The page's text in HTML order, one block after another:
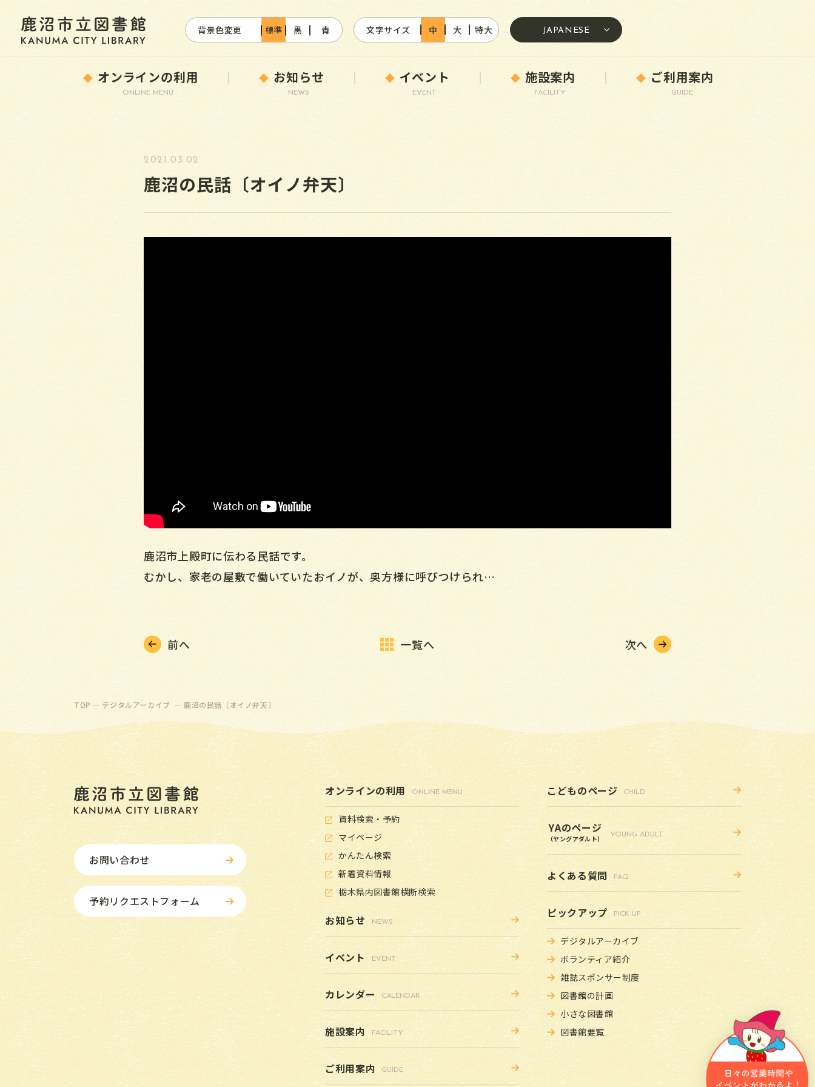
背景色変更 標準 黒 青 文字サイズ 中 大 特大 JAPANESE
オンラインの利用
ONLINE MENU
お知らせ
NEWS
イベント
EVENT
施設案内
FACILITY
ご利用案内
GUIDE
2021.03.02
鹿沼の民話〔オイノ弁天〕
鹿沼市上殿町に伝わる民話です。
むかし、家老の屋敷で働いていたおイノが、奥方様に呼びつけられ…
前へ 一覧へ 次へ
TOP デジタルアーカイブ 鹿沼の民話〔オイノ弁天〕
オンラインの利用 ONLINE MENU
資料検索・予約
マイページ
かんたん検索
新着資料情報
栃木県内図書館横断検索
お知らせ NEWS
イベント EVENT
カレンダー CALENDAR
施設案内 FACILITY
ご利用案内 GUIDE
こどものページ CHILD
YAのページ
（ヤングアダルト） YOUNG ADULT
よくある質問 FAQ
ピックアップ PICK UP
デジタルアーカイブ
ボランティア紹介
雑誌スポンサー制度
図書館の計画
小さな図書館
図書館要覧
お問い合わせ
予約リクエストフォーム